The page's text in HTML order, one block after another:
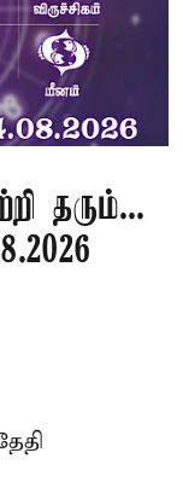
தரும்...